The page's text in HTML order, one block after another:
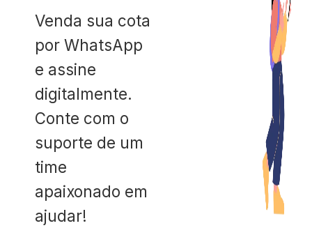
Venda sua cota
por WhatsApp
e assine
digitalmente.
Conte com o
suporte de um
time
apaixonado em
ajudar!